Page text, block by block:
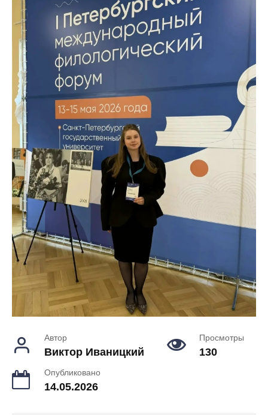
Автор
Виктор Иваницкий
Просмотры
130
Опубликовано
14.05.2026